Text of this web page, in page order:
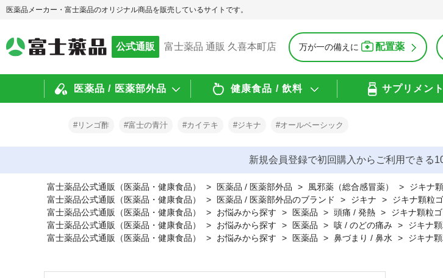
医薬品メーカー・富士薬品のオリジナル商品を販売しているサイトです。
公式通販 富士薬品 通販 久喜本町店 万が一の備えに 配置薬
医薬品 / 医薬部外品 健康食品 / 飲料 サプリメント
#リンゴ酢 #富士の青汁 #カイテキ #ジキナ #オールベーシック
新規会員登録で初回購入からご利用できる
富士薬品公式通販（医薬品・健康食品） > 医薬品 / 医薬部外品 > 風邪薬（総合感冒薬） >
ジキナ
富士薬品公式通販（医薬品・健康食品）
> 医薬品 / 医薬部外品のブランド > ジキナ >
ジキナ顆粒
富士薬品公式通販（医薬品・健康食品）
> お悩みから探す > 医薬品 > 頭痛 / 発熱 >
ジキナ顆粒
富士薬品公式通販（医薬品・健康食品）
> お悩みから探す > 医薬品 > 咳 / のどの痛み >
ジキナ
富士薬品公式通販（医薬品・健康食品）
> お悩みから探す > 医薬品 > 鼻づまり / 鼻水 > ジキナ